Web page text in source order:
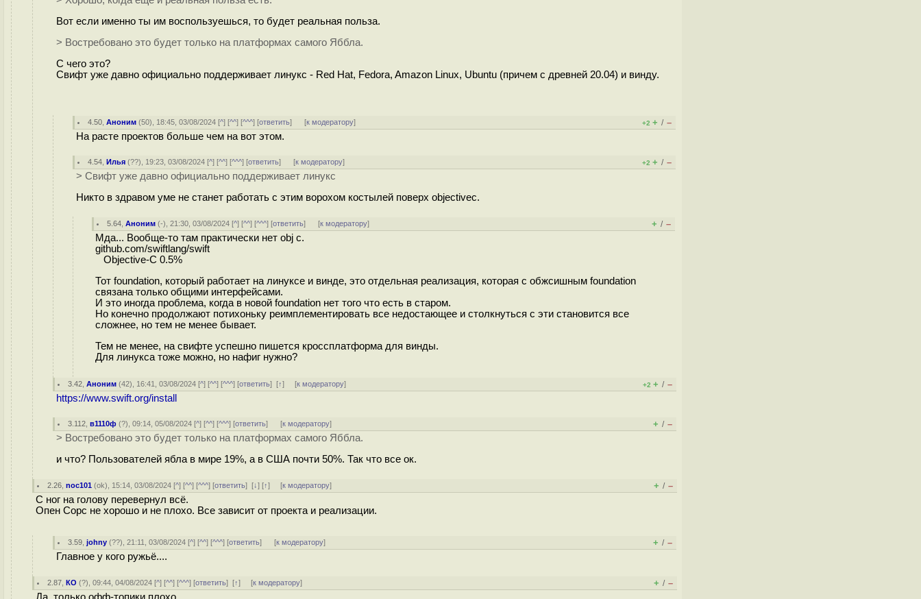
Вот если именно ты им воспользуешься, то будет реальная польза.
> Востребовано это будет только на платформах самого Яббла.
С чего это?
Свифт уже давно официально поддерживает линукс - Red Hat, Fedora, Amazon Linux, Ubuntu (причем с древней 20.04) и винду.
4.50 ,Аноним (50), 18:45, 03/08/2024 [^] [^^] [^^^] [ответить] [к модератору] +2 + / –
На расте проектов больше чем на вот этом.
4.54 ,Илья (??), 19:23, 03/08/2024 [^] [^^] [^^^] [ответить] [к модератору] +2 + / –
> Свифт уже давно официально поддерживает линукс
Никто в здравом уме не станет работать с этим ворохом костылей поверх objectivec.
5.64 ,Аноним (-), 21:30, 03/08/2024 [^] [^^] [^^^] [ответить] [к модератору] + / –
Мда... Вообще-то там практически нет obj c.
github.com/swiftlang/swift
Objective-C 0.5%
Тот foundation, который работает на линуксе и винде, это отдельная реализация, которая с обжсишным foundation
связана только общими интерфейсами.
И это иногда проблема, когда в новой foundation нет того что есть в старом.
Но конечно продолжают потихоньку реимплементировать все недостающее и столкнуться с эти становится все
сложнее, но тем не менее бывает.
Тем не менее, на свифте успешно пишется кроссплатформа для винды.
Для линукса тоже можно, но нафиг нужно?
3.42 ,Аноним (42), 16:41, 03/08/2024 [^] [^^] [^^^] [ответить][↑] [к модератору] +2 + / –
https://www.swift.org/install
3.112 ,в1110ф (?), 09:14, 05/08/2024 [^] [^^] [^^^] [ответить] [к модератору] + / –
> Востребовано это будет только на платформах самого Яббла.
и что? Пользователей ябла в мире 19%, а в США почти 50%. Так что все ок.
2.26 ,noc101 (ok), 15:14, 03/08/2024 [^] [^^] [^^^] [ответить][↓] [↑] [к модератору] + / –
С ног на голову перевернул всё.
Опен Сорс не хорошо и не плохо. Все зависит от проекта и реализации.
3.59 ,johny (??), 21:11, 03/08/2024 [^] [^^] [^^^] [ответить] [к модератору] + / –
Главное у кого ружьё....
2.87 ,КО (?), 09:44, 04/08/2024 [^] [^^] [^^^] [ответить][↑] [к модератору] + / –